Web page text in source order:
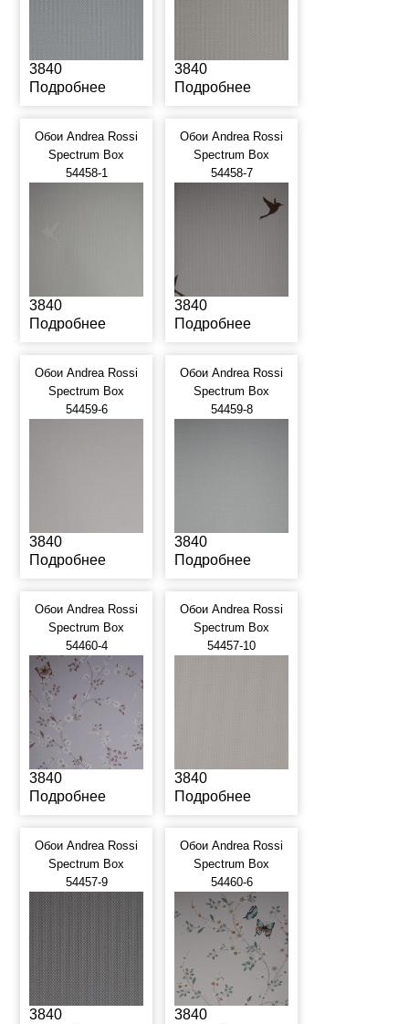
3840
Подробнее
3840
Подробнее
Обои Andrea Rossi
Spectrum Box
54458-1
3840
Подробнее
Обои Andrea Rossi
Spectrum Box
54458-7
3840
Подробнее
Обои Andrea Rossi
Spectrum Box
54459-6
3840
Подробнее
Обои Andrea Rossi
Spectrum Box
54459-8
3840
Подробнее
Обои Andrea Rossi
Spectrum Box
54460-4
3840
Подробнее
Обои Andrea Rossi
Spectrum Box
54457-10
3840
Подробнее
Обои Andrea Rossi
Spectrum Box
54457-9
3840
Обои Andrea Rossi
Spectrum Box
54460-6
3840